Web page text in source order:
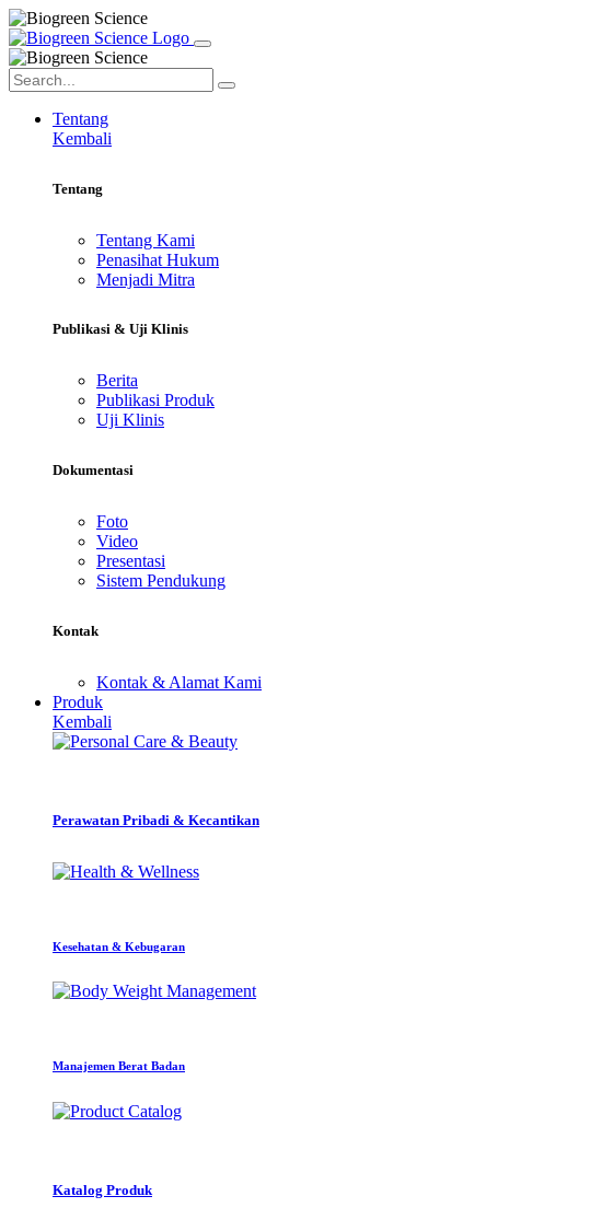
Tentang
Kembali
Tentang
Tentang Kami
Penasihat Hukum
Menjadi Mitra
Publikasi & Uji Klinis
Berita
Publikasi Produk
Uji Klinis
Dokumentasi
Foto
Video
Presentasi
Sistem Pendukung
Kontak
Kontak & Alamat Kami
Produk
Kembali
Perawatan Pribadi & Kecantikan
Kesehatan & Kebugaran
Manajemen Berat Badan
Katalog Produk